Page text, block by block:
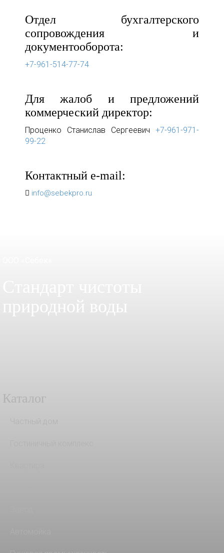
Отдел бухгалтерского
сопровождения и
документооборота:
+7-961-514-77-74
Для жалоб и предложений
коммерческий директор:
Проценко Станислав Сергеевич +7-961-971-
99-22
Контактный e-mail:
info@sebekpro.ru
природной воды
Каталог